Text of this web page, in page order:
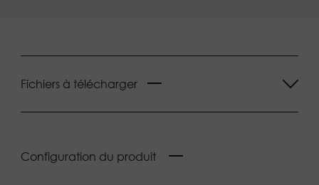
Fichiers à télécharger
Configuration du produit